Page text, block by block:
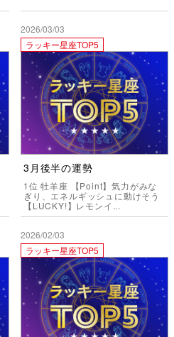
2026/03/03
ラッキー星座TOP5
3月後半の運勢
1位 牡羊座 【Point】気力がみな
ぎり、エネルギッシュに動けそう
【LUCKY!】レモンイ...
2026/02/03
ラッキー星座TOP5